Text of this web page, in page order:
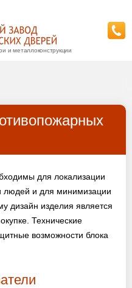
и металлоконструкции
ГОРОД
для локализации
людей и для минимизации
дизайн изделия является
Технические
возможности блока